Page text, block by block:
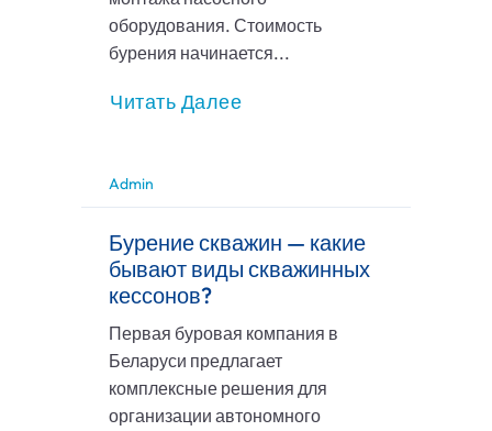
оборудования. Стоимость
бурения начинается...
Читать Далее
Admin
Бурение скважин — какие
бывают виды скважинных
кессонов?
Первая буровая компания в
Беларуси предлагает
комплексные решения для
организации автономного